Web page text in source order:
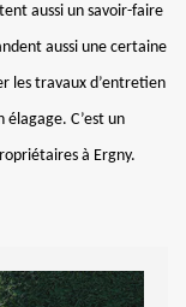
aussi un savoir-faire
aussi une certaine
les travaux d’entretien
élagage. C’est un
à Ergny.